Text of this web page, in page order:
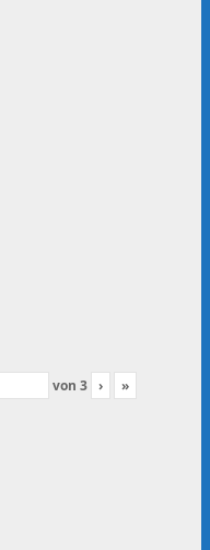
von 3 › »